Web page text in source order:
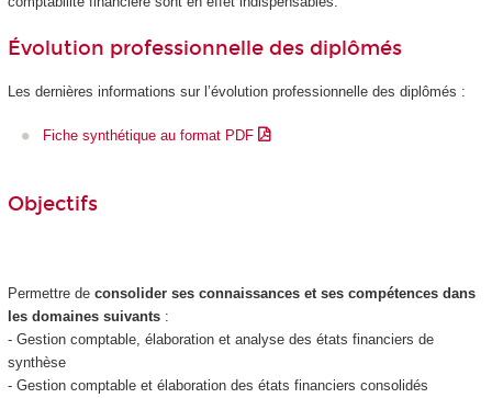
Évolution professionnelle des diplômés
Les dernières informations sur l’évolution professionnelle des diplômés :
Fiche synthétique au format PDF
Objectifs
Permettre de consolider ses connaissances et ses compétences dans
les domaines suivants:
- Gestion comptable, élaboration et analyse des états financiers de
synthèse
- Gestion comptable et élaboration des états financiers consolidés